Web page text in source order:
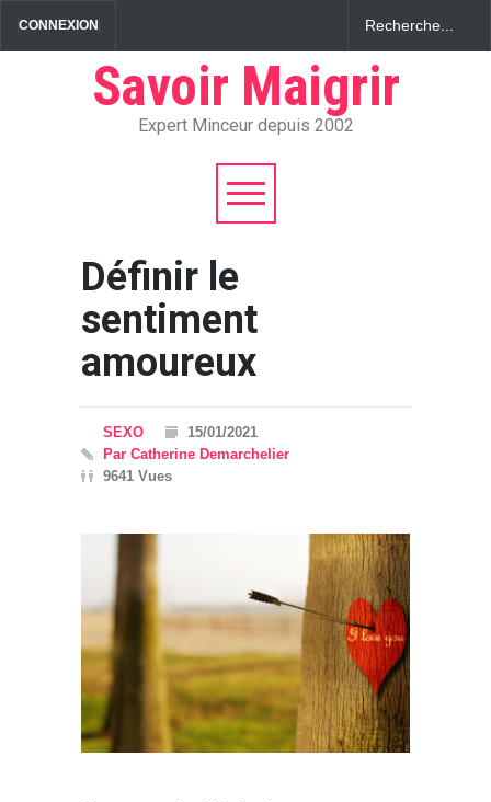
CONNEXION
Savoir Maigrir
Expert Minceur depuis 2002
Définir le
sentiment
amoureux
SEXO
15/01/2021
Par Catherine Demarchelier
9641 Vues